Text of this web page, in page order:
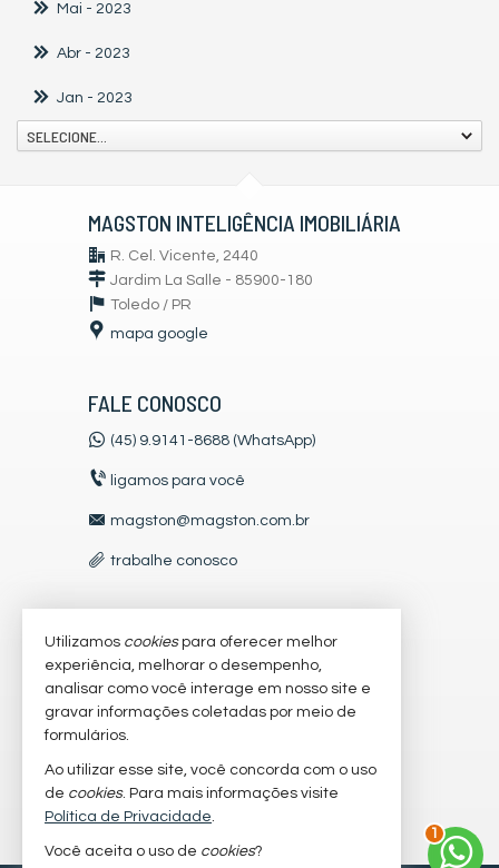
Mai - 2023
Abr - 2023
Jan - 2023
SELECIONE...
MAGSTON INTELIGÊNCIA IMOBILIÁRIA
R. Cel. Vicente, 2440
Jardim La Salle - 85900-180
Toledo / PR
mapa google
FALE CONOSCO
(45) 9.9141-8688 (WhatsApp)
ligamos para você
magston@magston.com.br
trabalhe conosco
VEJA MAIS
receba nosso newsletter
imóveis favoritos
mapa de imóveis
2
Utilizamos cookiespara oferecer melhor
experiência, melhorar o desempenho,
analisar como você interage em nosso site e
gravar informações coletadas por meio de
formulários.
Ao utilizar esse site, você concorda com o uso
de cookies. Para mais informações visite
Política de Privacidade.
Você aceita o uso de cookies?